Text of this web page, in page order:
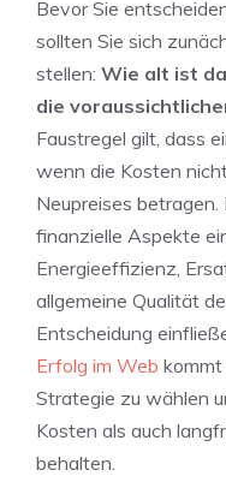
Bevor Sie
sollten Sie sich
stellen: Wie alt ist
die
Faustregel gilt, dass
wenn die Kosten
Neupreises
finanzielle Aspekte
Energieeffizienz,
allgemeine Qualität
Entscheidung
Erfolg im Web kommt
Strategie zu wählen
Kosten als auch
behalten.